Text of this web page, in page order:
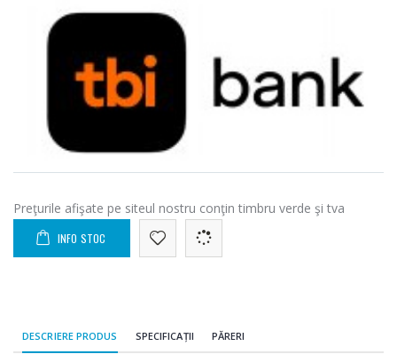
Preţurile afişate pe siteul nostru conţin timbru verde şi tva
INFO STOC
DESCRIERE PRODUS SPECIFICAȚII PĂRERI